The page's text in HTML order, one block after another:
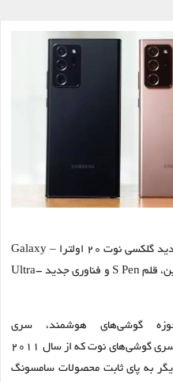
: سامسونگ از جزئیات جدید گلکسی نوت ۲۰ اولترا – Galaxy
Note20 Ultra شامل پیشرفت در دوربین، قلم S Pen و فناوری جدید Ultra-
گوشی‌های هوشمند، سری
خواهد بود. سری گوشی‌های نوت که از سال ۲۰۱۱
به پای ثابت محصولات سامسونگ